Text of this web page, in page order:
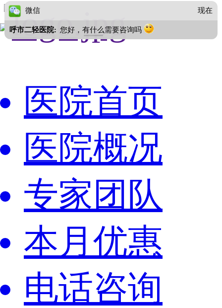
医院首页
医院概况
专家团队
本月优惠
电话咨询
微信 现在
呼市二轻医院: 您好，有什么需要咨询吗